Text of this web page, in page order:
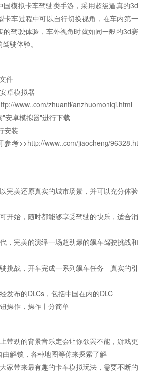
国模拟卡车驾驶类手游，采用超级逼真的3d
卡车过程中可以自行切换视角，在车内第一
的驾驶体验，车外视角时就如同一般的3d赛
驶体验。
件
卓模拟器
www..com/zhuanti/anzhuomoniqi.html
安卓模拟器"进行下载
安装
考>>http://www..com/jiaocheng/96328.ht
完美还原真实的城市场景，并可以充分体验
开始，随时都能够享受驾驶的快乐，适合消
，完美的演绎一场超劲爆的飙车驾驶挑战和
挑战，开车完成一系列飙车任务，真实的引
发布的DLCs，包括中国在内的DLC
操作，操作十分简单
带劲的背景音乐定会让你欲罢不能，游戏更
解锁，各种地图等你来探索了解
家带来最有趣的卡车模拟玩法，需要不断的